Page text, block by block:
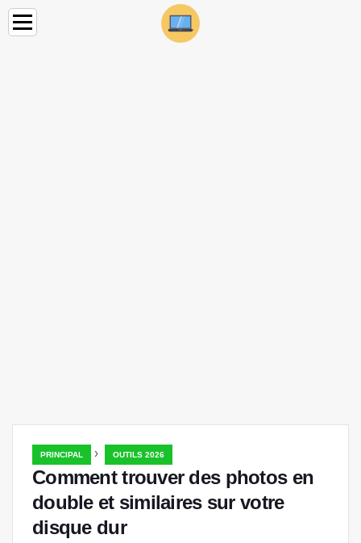
PRINCIPAL › OUTILS 2026
Comment trouver des photos en
double et similaires sur votre
disque dur